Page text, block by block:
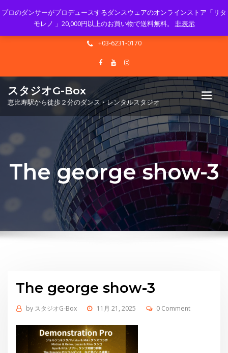
Mon - Sun 10.00 - 23.00
info@gbox-tango.com
+03-6231-0170
スタジオG-Box
恵比寿駅から徒歩２分のダンス・レンタルスタジオ
The george show-3
The george show-3
by スタジオG-Box 11月 21, 2025 0 Comment
プロのダンサーがプロデュースするダンスウェアのオンラインストア「リタ
モレノ 」20,000円以上のお買い物で送料無料。 非表示